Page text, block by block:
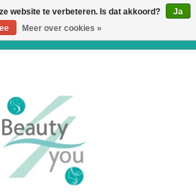
website te verbeteren. Is dat akkoord?
Ja
Meer over cookies »